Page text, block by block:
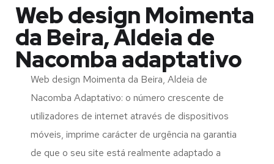
Web design Moimenta
da Beira, Aldeia de
Nacomba adaptativo
Web design Moimenta da Beira, Aldeia de
Nacomba Adaptativo: o número crescente de
utilizadores de internet através de dispositivos
móveis, imprime carácter de urgência na garantia
de que o seu site está realmente adaptado a